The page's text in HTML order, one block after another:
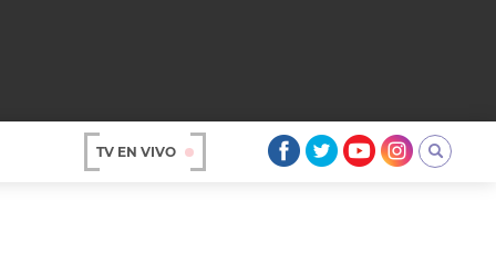
TV EN VIVO